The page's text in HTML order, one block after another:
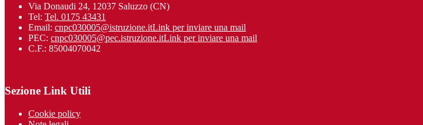
Via Donaudi 24, 12037 Saluzzo (CN)
Tel: Tel. 0175 43431
Email: cnpc030005@istruzione.itLink per inviare una mail
PEC: cnpc030005@pec.istruzione.itLink per inviare una mail
C.F.: 85004070042
Sezione Link Utili
Cookie policy